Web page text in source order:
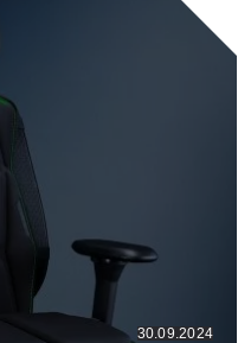
30.09.2024